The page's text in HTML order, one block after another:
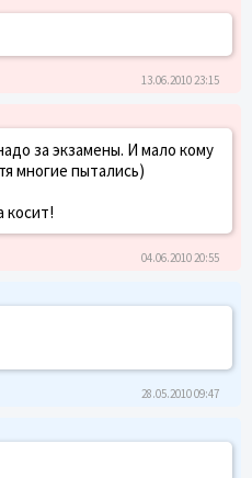
13.06.2010 23:15
за экзамены. И мало кому
многие пытались)
косит!
04.06.2010 20:55
28.05.2010 09:47